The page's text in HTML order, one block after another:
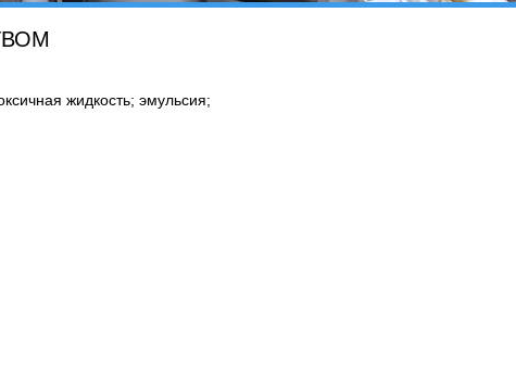
жидкость; эмульсия;